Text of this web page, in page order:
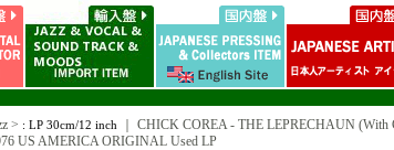
> : LP 30cm/12 inch｜ CHICK COREA - THE LEPRECHAUN
US AMERICA ORIGINAL Used LP